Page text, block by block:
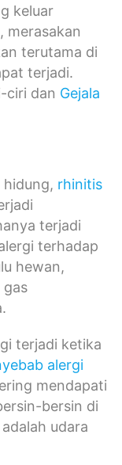
keluar
merasakan
terutama di
terjadi.
ciri dan Gejala
rhinitis
terjadi
terhadap
hewan,
gas
terjadi ketika
alergi
mendapati
bersin di
udara